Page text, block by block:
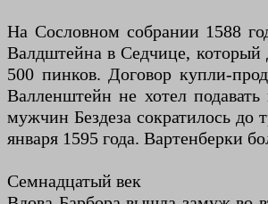
На Сословном собрании 1588
Валдштейна в Седчице, который
500 пинков. Договор купли-
Валленштейн не хотел
мужчин Бездеза сократилось
января 1595 года. Вартенберки
Семнадцатый век